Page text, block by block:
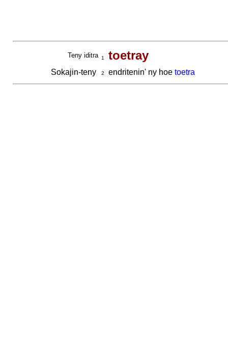
Teny iditra 1 toetray
Sokajin-teny 2 endritenin' ny hoe toetra